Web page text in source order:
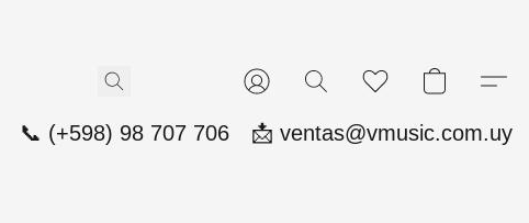
📞 (+598) 98 707 706 📩 ventas@vmusic.com.uy